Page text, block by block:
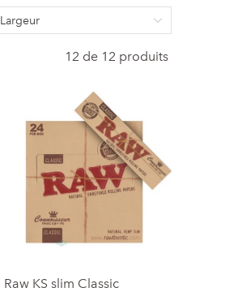
Largeur
12 de 12 produits
Raw KS slim Classic